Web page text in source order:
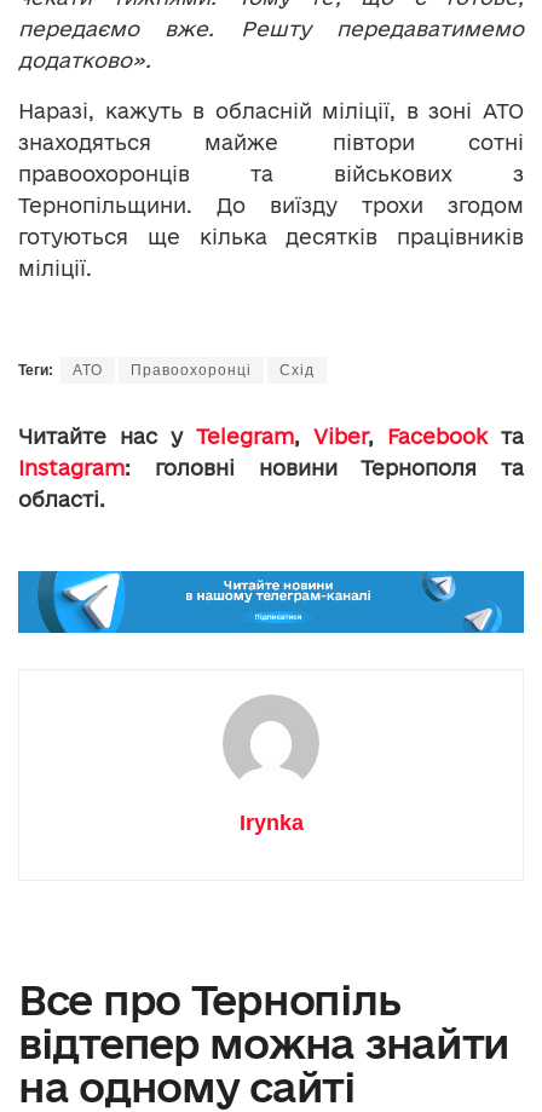
передаємо вже. Решту передаватимемо
додатково».
Наразі, кажуть в обласній міліції, в зоні АТО
знаходяться майже півтори сотні
правоохоронців та військових з
Тернопільщини. До виїзду трохи згодом
готуються ще кілька десятків працівників
міліції.
Теги: АТО Правоохоронці Схід
Читайте нас у Telegram, Viber, Facebookта
Instagram: головні новини Тернополя та
області.
Irynka
Все про Тернопіль
відтепер можна знайти
на одному сайті